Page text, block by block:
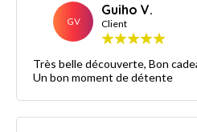
GV
Guiho V.
Client
Très belle découverte, Bon cadeau offert par mes enfants
Un bon moment de détente